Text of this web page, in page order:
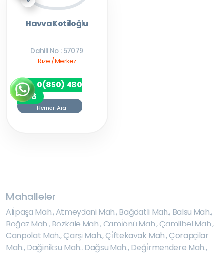
Havva Kotiloğlu
Dahili No : 57079
Rize / Merkez
0(850) 480
7256
Hemen Ara
Mahalleler
Ali̇paşa Mah.,Atmeydani Mah.,Bağdatli Mah., Balsu Mah.,
Boğaz Mah.,Bozkale Mah.,Cami̇önü Mah.,Çamlibel Mah.,
Canpolat Mah.,Çarşi Mah.,Çi̇ftekavak Mah.,Çorapçilar
Mah.,Dağiniksu Mah.,Dağsu Mah.,Deği̇rmendere Mah.,